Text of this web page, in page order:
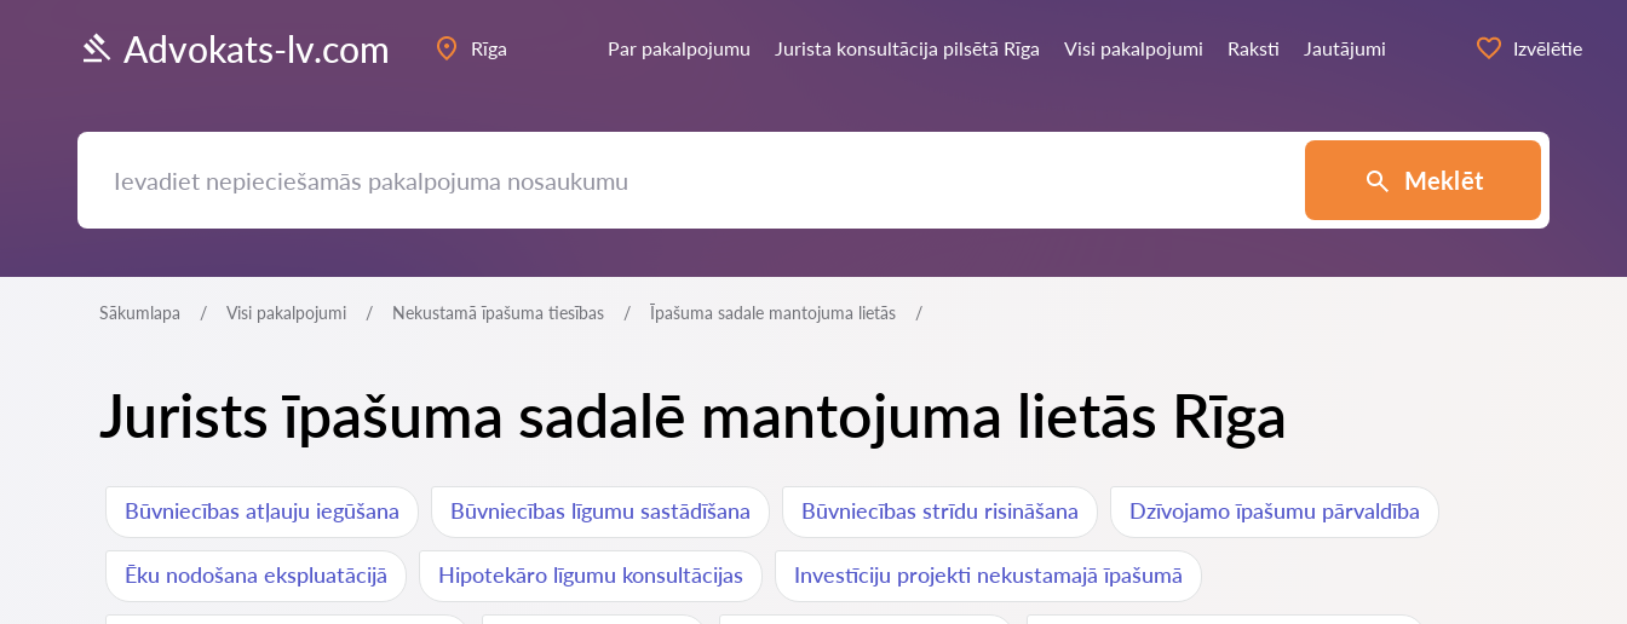
Advokats-lv.com Rīga Par pakalpojumu Jurista konsultācija pilsētā Rīga Visi pakalpojumi Raksti Jautājumi Izvēlētie
Meklēt
Sākumlapa Visi pakalpojumi Nekustamā īpašuma tiesības Īpašuma sadale mantojuma lietās
Jurists īpašuma sadalē mantojuma lietās Rīga
Būvniecības atļauju iegūšana Būvniecības līgumu sastādīšana Būvniecības strīdu risināšana Dzīvojamo īpašumu pārvaldība
Ēku nodošana ekspluatācijā Hipotekāro līgumu konsultācijas Investīciju projekti nekustamajā īpašumā